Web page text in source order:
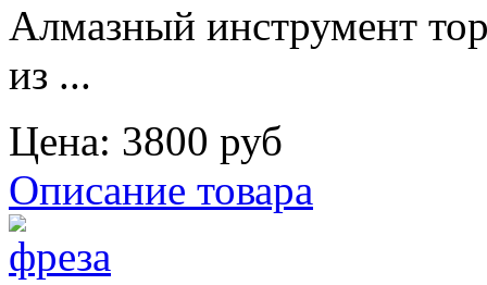
Алмазный инструмент
из ...
Цена: 3800 руб
Описание товара